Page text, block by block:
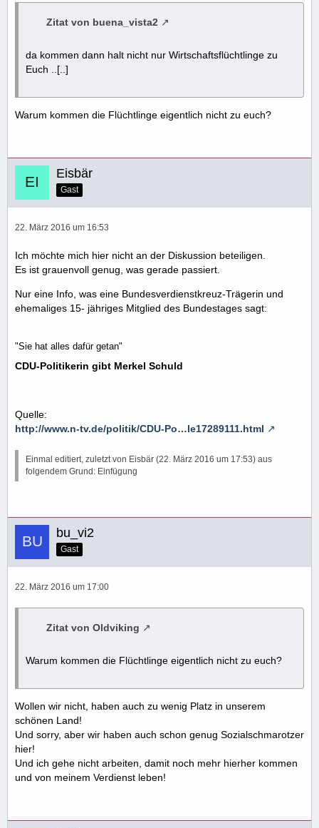
Zitat von buena_vista2
da kommen dann halt nicht nur Wirtschaftsflüchtlinge zu
Euch ..[..]
Warum kommen die Flüchtlinge eigentlich nicht zu euch?
Eisbär
Gast
22. März 2016 um 16:53
Ich möchte mich hier nicht an der Diskussion beteiligen.
Es ist grauenvoll genug, was gerade passiert.
Nur eine Info, was eine Bundesverdienstkreuz-Trägerin und
ehemaliges 15- jähriges Mitglied des Bundestages sagt:
"Sie hat alles dafür getan"
CDU-Politikerin gibt Merkel Schuld
Quelle:
http://www.n-tv.de/politik/CDU-Po…le17289111.html
Einmal editiert, zuletzt von Eisbär (22. März 2016 um 17:53) aus
folgendem Grund: Einfügung
bu_vi2
Gast
22. März 2016 um 17:00
Zitat von Oldviking
Warum kommen die Flüchtlinge eigentlich nicht zu euch?
Wollen wir nicht, haben auch zu wenig Platz in unserem
schönen Land!
Und sorry, aber wir haben auch schon genug Sozialschmarotzer
hier!
Und ich gehe nicht arbeiten, damit noch mehr hierher kommen
und von meinem Verdienst leben!